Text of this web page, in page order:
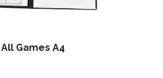
Games A4